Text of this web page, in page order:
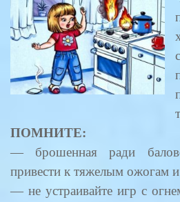
ПОМНИТЕ:
— брошенная ради
привести к тяжелым ожогам
— не устраивайте игр с